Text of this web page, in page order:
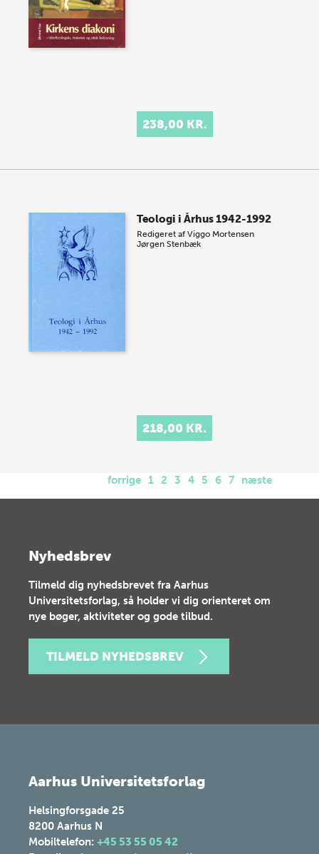
238,00 KR.
Teologi i Århus 1942-1992
Redigeret afViggo Mortensen
Jørgen Stenbæk
218,00 KR.
forrige 1 2 3 4 5 6 7 næste
Nyhedsbrev
Tilmeld dig nyhedsbrevet fra Aarhus
Universitetsforlag, så holder vi dig orienteret om
nye bøger, aktiviteter og gode tilbud.
TILMELD NYHEDSBREV
Aarhus Universitetsforlag
Helsingforsgade 25
8200 Aarhus N
Mobiltelefon: +45 53 55 05 42